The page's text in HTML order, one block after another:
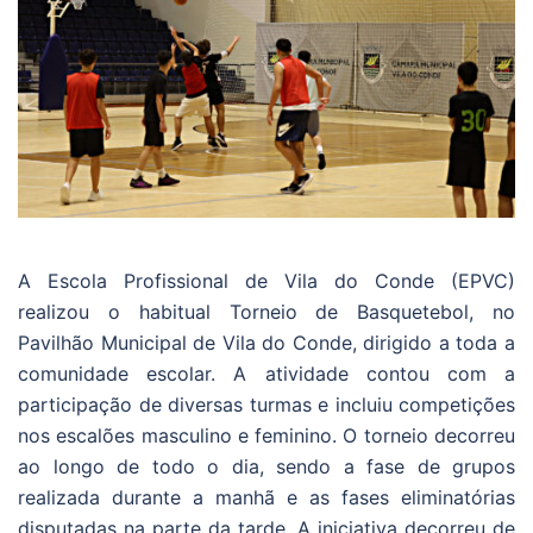
A Escola Profissional de Vila do Conde (EPVC)
realizou o habitual Torneio de Basquetebol, no
Pavilhão Municipal de Vila do Conde, dirigido a toda a
comunidade escolar. A atividade contou com a
participação de diversas turmas e incluiu competições
nos escalões masculino e feminino. O torneio decorreu
ao longo de todo o dia, sendo a fase de grupos
realizada durante a manhã e as fases eliminatórias
disputadas na parte da tarde. A iniciativa decorreu de